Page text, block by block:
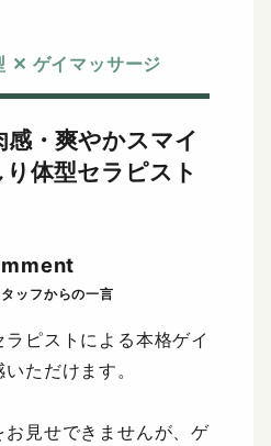
✕ ゲイマッサージ
・爽やかスマイ
体型セラピスト
ピストによる本格ゲイ
ただけます。
見せできませんが、ゲ